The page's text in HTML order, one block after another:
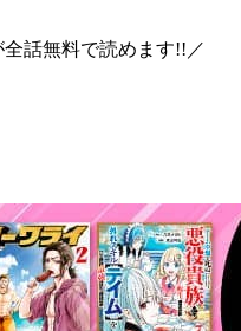
全話無料で読めます!!／